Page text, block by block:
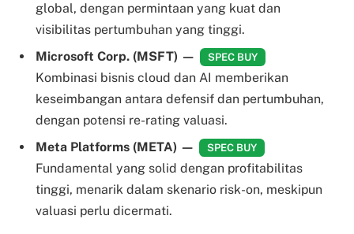
global, dengan permintaan yang kuat dan
visibilitas pertumbuhan yang tinggi.
Microsoft Corp. (MSFT) —
SPEC BUY
Kombinasi bisnis cloud dan AI memberikan
keseimbangan antara defensif dan pertumbuhan,
dengan potensi re-rating valuasi.
Meta Platforms (META) —
SPEC BUY
Fundamental yang solid dengan profitabilitas
tinggi, menarik dalam skenario risk-on, meskipun
valuasi perlu dicermati.